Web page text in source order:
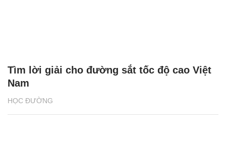
HỌC ĐƯỜNG
Tìm lời giải cho đường sắt tốc độ cao Việt
Nam